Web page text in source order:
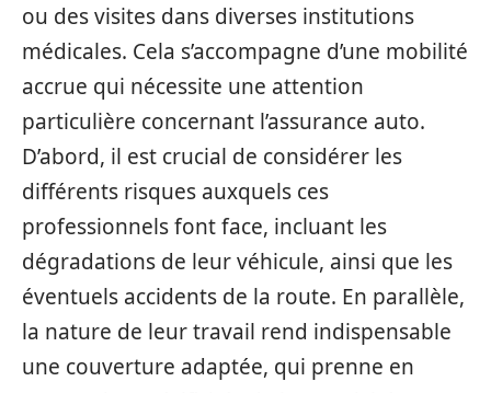
ou des visites dans diverses institutions
médicales. Cela s’accompagne d’une mobilité
accrue qui nécessite une attention
particulière concernant l’assurance auto.
D’abord, il est crucial de considérer les
différents risques auxquels ces
professionnels font face, incluant les
dégradations de leur véhicule, ainsi que les
éventuels accidents de la route. En parallèle,
la nature de leur travail rend indispensable
une couverture adaptée, qui prenne en